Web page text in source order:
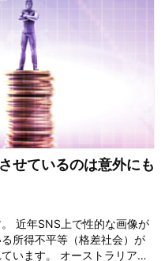
せているのは意外にも
近年SNS上で性的な画像が
所得不平等（格差社会）が
います。 オーストラリアの